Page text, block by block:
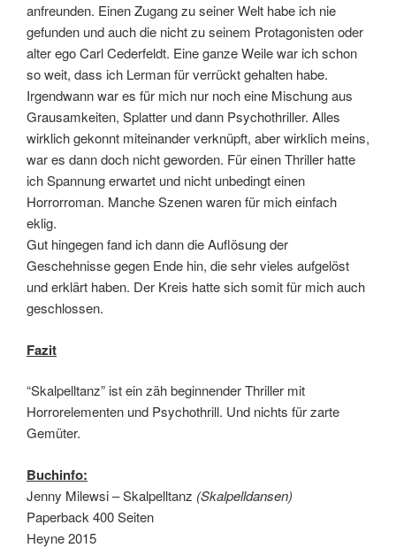
anfreunden. Einen Zugang zu seiner Welt habe ich nie
gefunden und auch die nicht zu seinem Protagonisten oder
alter ego Carl Cederfeldt. Eine ganze Weile war ich schon
so weit, dass ich Lerman für verrückt gehalten habe.
Irgendwann war es für mich nur noch eine Mischung aus
Grausamkeiten, Splatter und dann Psychothriller. Alles
wirklich gekonnt miteinander verknüpft, aber wirklich meins,
war es dann doch nicht geworden. Für einen Thriller hatte
ich Spannung erwartet und nicht unbedingt einen
Horrorroman. Manche Szenen waren für mich einfach
eklig.
Gut hingegen fand ich dann die Auflösung der
Geschehnisse gegen Ende hin, die sehr vieles aufgelöst
und erklärt haben. Der Kreis hatte sich somit für mich auch
geschlossen.
Fazit
“Skalpelltanz” ist ein zäh beginnender Thriller mit
Horrorelementen und Psychothrill. Und nichts für zarte
Gemüter.
Buchinfo:
Jenny Milewsi – Skalpelltanz (Skalpelldansen)
Paperback 400 Seiten
Heyne 2015